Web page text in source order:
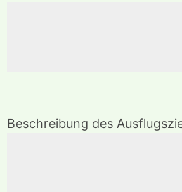
Beschreibung des